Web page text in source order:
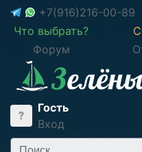
+7(916)216-00-89
Что выбрать?
Форум
Гость
Вход